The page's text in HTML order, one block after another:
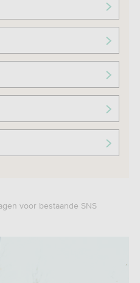
voor bestaande SNS